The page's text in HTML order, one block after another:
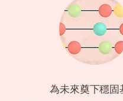
為未來奠下穩固